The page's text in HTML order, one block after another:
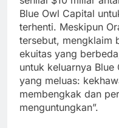
Blue Owl Capital
terhenti. Meskipun
tersebut, mengklaim
ekuitas yang
untuk keluarnya
yang meluas:
membengkak dan
menguntungkan”.